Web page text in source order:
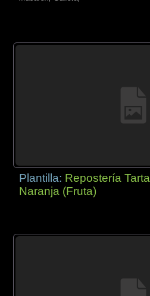
Plantilla: Repostería Tarta
Naranja (Fruta)